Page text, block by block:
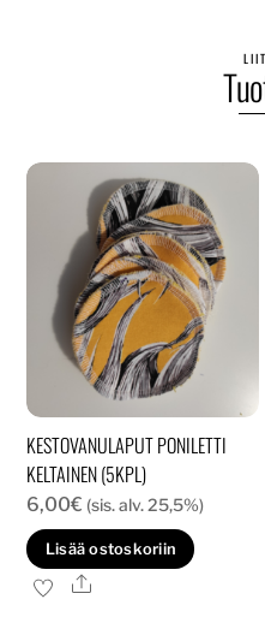
KESTOVANULAPUT PONILETTI
KELTAINEN (5KPL)
6,00€ (sis. alv. 25,5%)
Lisää ostoskoriin
Ale